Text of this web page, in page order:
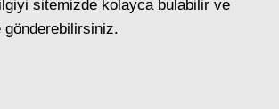
sitemizde kolayca bulabilir ve